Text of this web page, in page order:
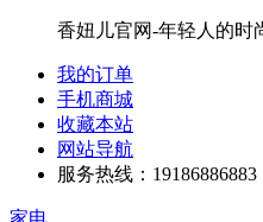
香妞儿官网-年轻人的时
我的订单
手机商城
收藏本站
网站导航
服务热线：19186886883
家电